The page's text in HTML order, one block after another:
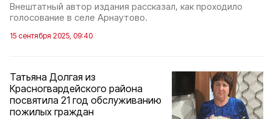
Внештатный автор издания рассказал, как проходило
голосование в селе Арнаутово.
15 сентября 2025, 09:40
Татьяна Долгая из
Красногвардейского района
посвятила 21 год обслуживанию
пожилых граждан